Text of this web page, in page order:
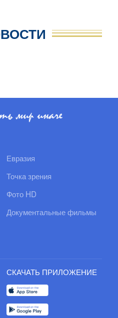
Евразия
Точка зрения
Фото HD
Документальные фильмы
СКАЧАТЬ ПРИЛОЖЕНИЕ